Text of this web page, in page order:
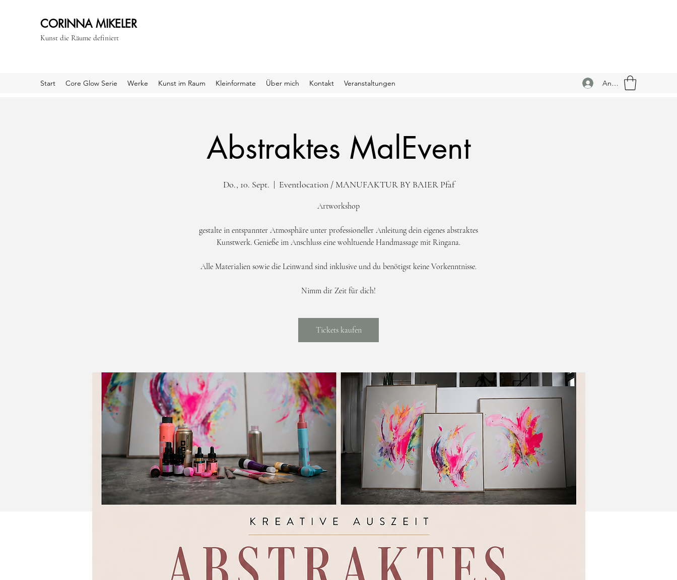
CORINNA MIKELER
Kunst die Räume definiert
Start Core Glow Serie Werke Kunst im Raum Kleinformate Über mich Kontakt Veranstaltungen Anmelden
Abstraktes MalEvent
Do., 10. Sept.
  |
Eventlocation / MANUFAKTUR BY BAIER Pfaf
Artworkshop
gestalte in entspannter Atmosphäre unter professioneller Anleitung dein eigenes abstraktes
Kunstwerk. Genieße im Anschluss eine wohltuende Handmassage mit Ringana.
Alle Materialien sowie die Leinwand sind inklusive und du benötigst keine Vorkenntnisse.
Nimm dir Zeit für dich!
Tickets kaufen